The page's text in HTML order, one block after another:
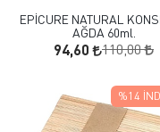
EPİCURE NATURAL
AĞDA 60ml.
94,60 110,00
%14